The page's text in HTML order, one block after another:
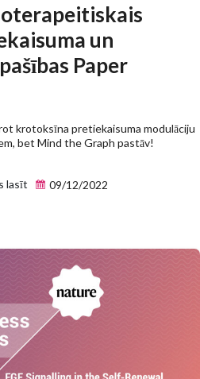
un
Paper
krotoksīna pretiekaisuma modulāciju
bet Mind the Graph pastāv!
lasīt 09/12/2022